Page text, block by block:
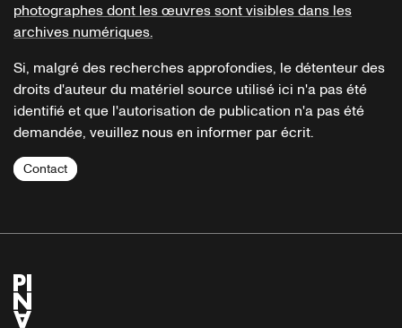
photographes dont les œuvres sont visibles dans les
archives numériques.
Si, malgré des recherches approfondies, le détenteur des
droits d'auteur du matériel source utilisé ici n'a pas été
identifié et que l'autorisation de publication n'a pas été
demandée, veuillez nous en informer par écrit.
Contact